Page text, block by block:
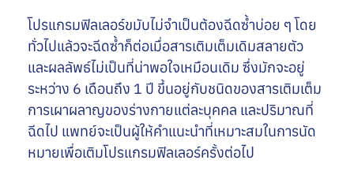
โปรแกรมฟิลเลอร์ขมับไม่จำเป็นต้องฉีดซ้ำบ่อย ๆ โดย
ทั่วไปแล้วจะฉีดซ้ำก็ต่อเมื่อสารเติมเต็มเดิมสลายตัว
และผลลัพธ์ไม่เป็นที่น่าพอใจเหมือนเดิม ซึ่งมักจะอยู่
ระหว่าง 6 เดือนถึง 1 ปี ขึ้นอยู่กับชนิดของสารเติมเต็ม
การเผาผลาญของร่างกายแต่ละบุคคล และปริมาณที่
ฉีดไป แพทย์จะเป็นผู้ให้คำแนะนำที่เหมาะสมในการนัด
หมายเพื่อเติมโปรแกรมฟิลเลอร์ครั้งต่อไป